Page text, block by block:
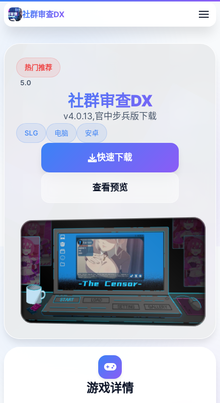
社群审查DX
热门推荐
5.0
社群审查DX
v4.0.13,官中步兵版下载
SLG 电脑 安卓
快速下载
查看预览
游戏详情